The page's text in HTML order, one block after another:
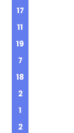
17
11
19
7
18
2
1
2